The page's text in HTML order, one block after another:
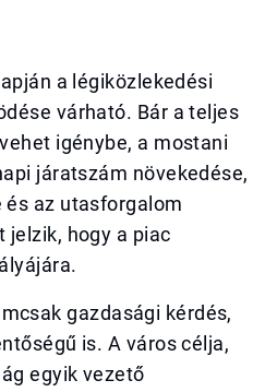
a légiközlekedési
várható. Bár a teljes
igénybe, a mostani
járatszám növekedése,
és az utasforgalom
jelzik, hogy a piac
gazdasági kérdés,
is. A város célja,
egyik vezető